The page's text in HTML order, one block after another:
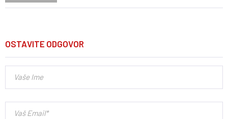
OSTAVITE ODGOVOR